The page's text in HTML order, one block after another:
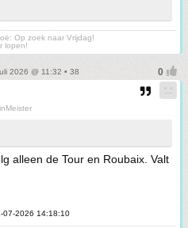
Op zoek naar Vrijdag!
lopen!
2026 @ 11:32 • 38
alleen de Tour en Roubaix. Valt
07-2026 14:18:10